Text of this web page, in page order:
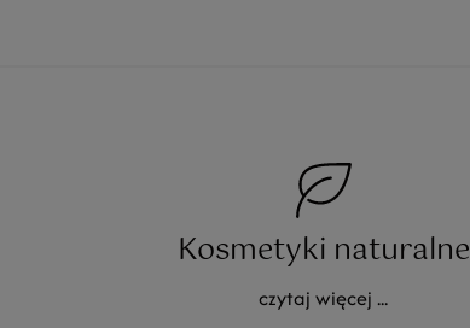
Kosmetyki naturalne
czytaj więcej ...